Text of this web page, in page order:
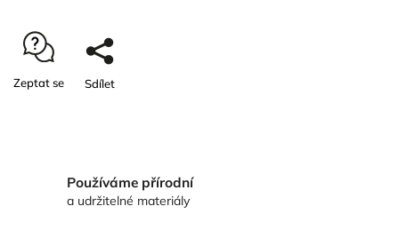
Zeptat se Sdílet
Používáme přírodní
a udržitelné materiály